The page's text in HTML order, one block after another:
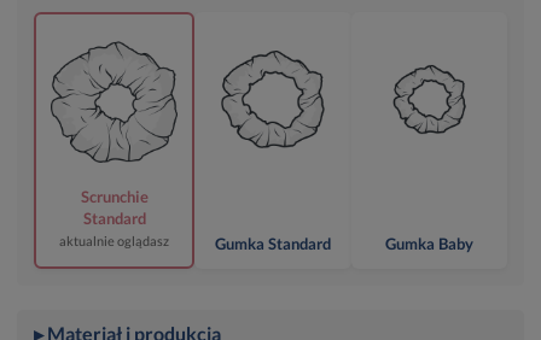
Scrunchie
Standard
aktualnie oglądasz Gumka Standard Gumka Baby
▸ Materiał i produkcja